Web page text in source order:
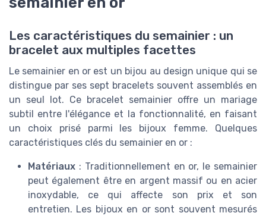
Les caractéristiques du semainier : un
bracelet aux multiples facettes
Le semainier en or est un bijou au design unique qui se
distingue par ses sept bracelets souvent assemblés en
un seul lot. Ce bracelet semainier offre un mariage
subtil entre l'élégance et la fonctionnalité, en faisant
un choix prisé parmi les bijoux femme. Quelques
caractéristiques clés du semainier en or :
Matériaux : Traditionnellement en or, le semainier
peut également être en argent massif ou en acier
inoxydable, ce qui affecte son prix et son
entretien. Les bijoux en or sont souvent mesurés